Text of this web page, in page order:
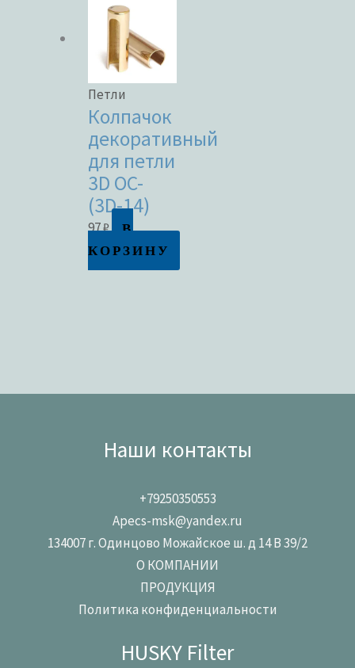
Петли
Колпачок
декоративный
для петли
3D OC-
(3D-14)
97₽
В
КОРЗИНУ
Наши контакты
+79250350553
Apecs-msk@yandex.ru
134007 г. Одинцово Можайское ш. д 14 В 39/2
О КОМПАНИИ
ПРОДУКЦИЯ
Политика конфиденциальности
HUSKY Filter